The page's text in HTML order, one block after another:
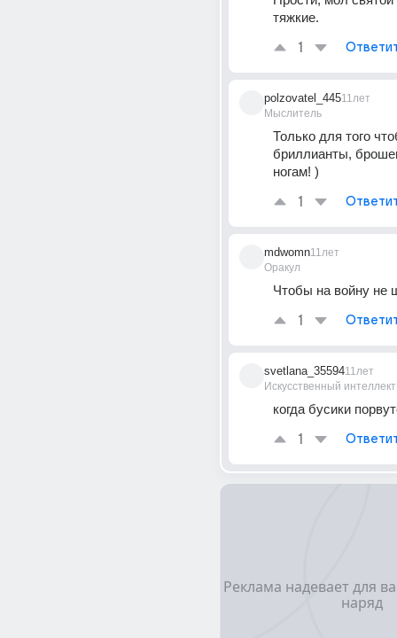
тяжкие.
1
polzovatel_445
Мыслитель
11лет
Только для того
бриллианты,
ногам! )
1
mdwomn
Оракул
11лет
Чтобы на войну не
1
svetlana_35594
Искусственный интеллект
11лет
когда бусики
1